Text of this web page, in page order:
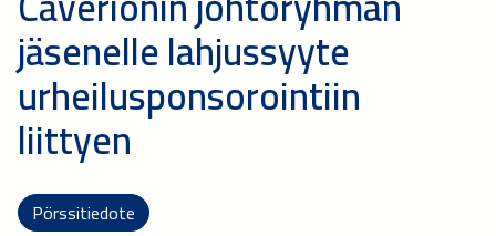
jäsenelle lahjussyyte
urheilusponsorointiin
liittyen
Pörssitiedote